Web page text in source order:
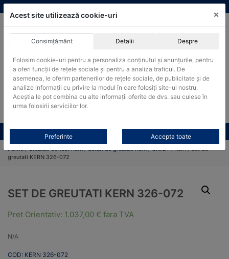
Skip
to
Produsele pot fi achizitionate si in sistemul SEAP / SICAP
Products
search
CAUTARE
Toate produsele CONTACT
Home/Greutati de test Kern/Seturi de greutati Kern/OIML F1 Kern/ Set de
greutati KERN 326-072
SET DE GREUTATI KERN 326-072
Pret Orientativ: 1.037,00 € fara TVA
N/A
COD: KERN 326-072
Acest site utilizează cookie-uri ×
Consimțământ Detalii Despre
Folosim cookie-uri pentru a personaliza conținutul și anunțurile, pentru
a oferi funcții de rețele sociale și pentru a analiza traficul. De
asemenea, le oferim partenerilor de rețele sociale, de publicitate și de
analize informații cu privire la modul în care folosiți site-ul nostru.
Aceștia le pot combina cu alte informații oferite de dvs. sau culese în
urma folosirii serviciilor lor.
Preferinte Accepta toate